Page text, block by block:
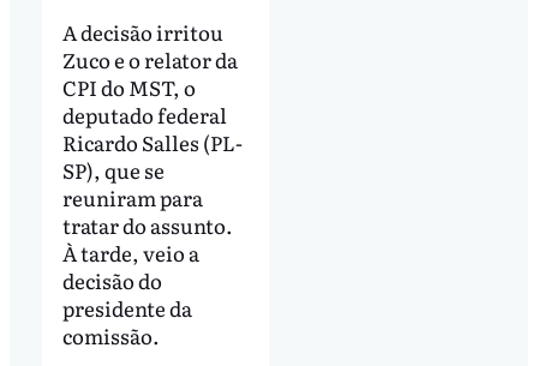
A decisão irritou
Zuco e o relator da
CPI do MST, o
deputado federal
Ricardo Salles (PL-
SP), que se
reuniram para
tratar do assunto.
À tarde, veio a
decisão do
presidente da
comissão.